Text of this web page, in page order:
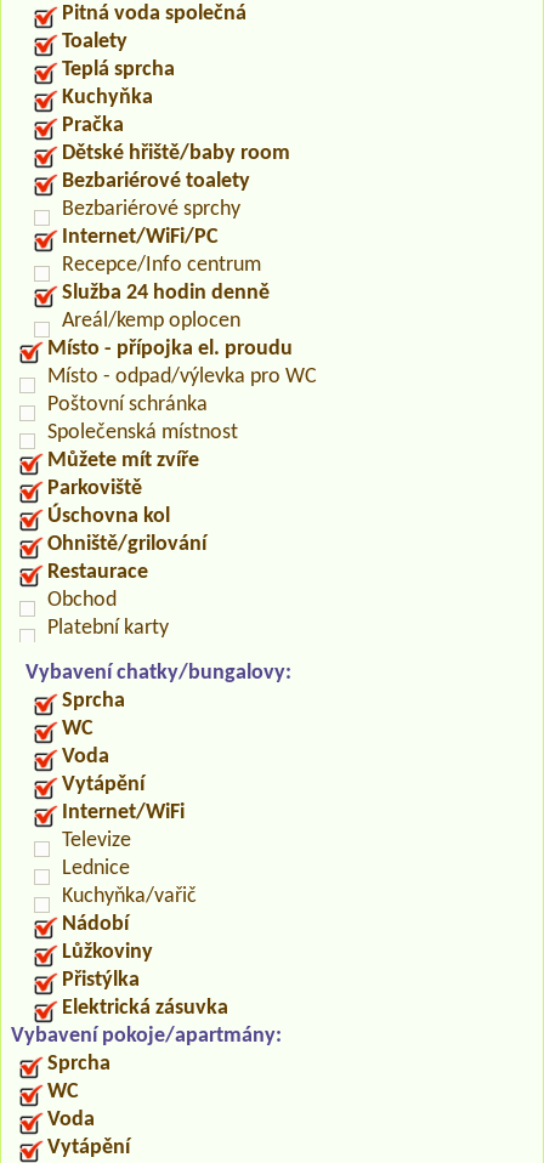
Pitná voda společná
Toalety
Teplá sprcha
Kuchyňka
Pračka
Dětské hřiště/baby room
Bezbariérové toalety
Bezbariérové sprchy
Internet/WiFi/PC
Recepce/Info centrum
Služba 24 hodin denně
Areál/kemp oplocen
Místo - přípojka el. proudu
Místo - odpad/výlevka pro WC
Poštovní schránka
Společenská místnost
Můžete mít zvíře
Parkoviště
Úschovna kol
Ohniště/grilování
Restaurace
Obchod
Platební karty
Vybavení chatky/bungalovy:
Sprcha
WC
Voda
Vytápění
Internet/WiFi
Televize
Lednice
Kuchyňka/vařič
Nádobí
Lůžkoviny
Přistýlka
Elektrická zásuvka
Vybavení pokoje/apartmány:
Sprcha
WC
Voda
Vytápění